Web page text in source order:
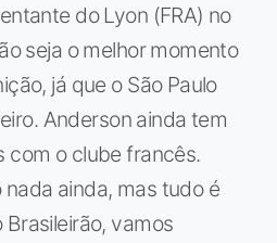
do Lyon (FRA) no
seja o melhor momento
já que o São Paulo
Anderson ainda tem
com o clube francês.
ainda, mas tudo é
vamos